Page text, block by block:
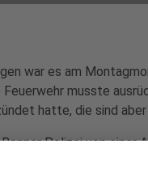
war es am
musste
hatte, die sind
Polizei von einer
Mist auf die Zufahrten
im Berufsverkehr